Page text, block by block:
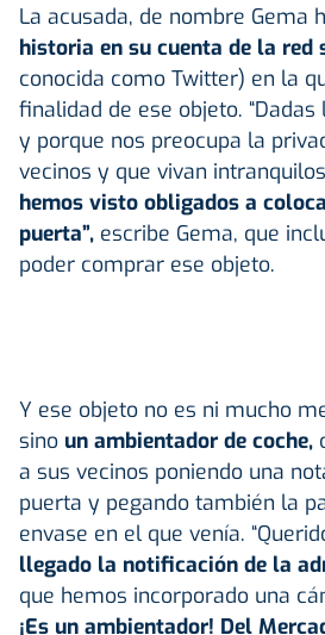
La acusada, de nombre Gema
historia en su cuenta de la red
conocida como Twitter) en la
finalidad de ese objeto.
y porque nos preocupa la
vecinos y que vivan
hemos visto obligados a
puerta”, escribe Gema, que
poder comprar ese objeto.
Y ese objeto no es ni mucho
sino un ambientador de coche,
a sus vecinos poniendo una
puerta y pegando también la
envase en el que venía.
llegado la notificación de la
que hemos incorporado una
¡Es un ambientador! Del